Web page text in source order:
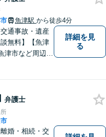
弁護士在籍】
魚津駅 から徒歩4分
交通事故・遺産
無料】【魚津
津市など周辺地
詳細を見
る
弁護士
離婚・相続・交